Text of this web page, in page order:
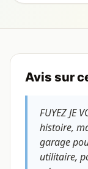
Avis sur
FUYEZ JE
histoire,
garage
utilitaire,